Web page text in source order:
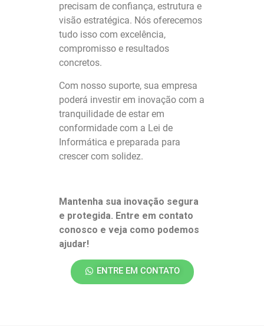
precisam de confiança, estrutura e
visão estratégica. Nós oferecemos
tudo isso com excelência,
compromisso e resultados
concretos.
Com nosso suporte, sua empresa
poderá investir em inovação com a
tranquilidade de estar em
conformidade com a Lei de
Informática e preparada para
crescer com solidez.
Mantenha sua inovação segura
e protegida. Entre em contato
conosco e veja como podemos
ajudar!
ENTRE EM CONTATO